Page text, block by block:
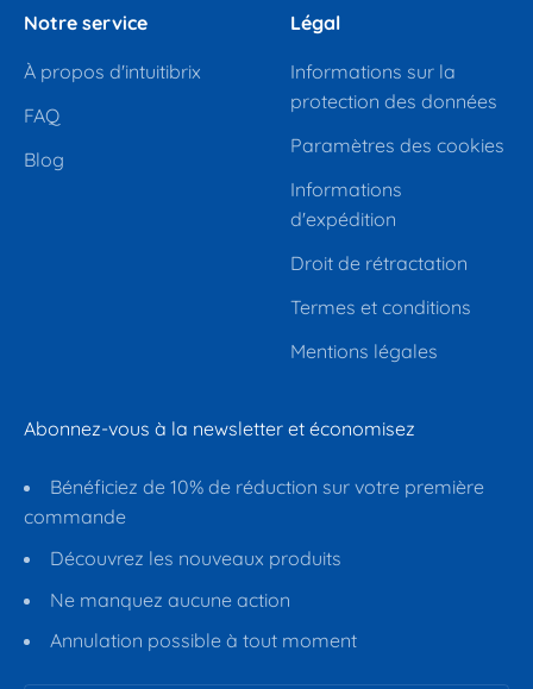
Notre service
À propos d'intuitibrix
FAQ
Blog
Légal
Informations sur la
protection des données
Paramètres des cookies
Informations
d'expédition
Droit de rétractation
Termes et conditions
Mentions légales
Abonnez-vous à la newsletter et économisez
Bénéficiez de 10% de réduction sur votre première
commande
Découvrez les nouveaux produits
Ne manquez aucune action
Annulation possible à tout moment